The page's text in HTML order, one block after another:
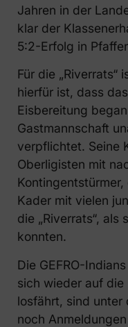
Jahren in der
klar der
5:2-Erfolg in
Für die
hierfür ist, dass
Eisbereitung
Gastmannschaft
verpflichtet. Seine
Oberligisten mit
Kader mit vielen
die „Riverrats“,
konnten.
Die GEFRO-
sich wieder auf die
losfährt, sind unter
noch